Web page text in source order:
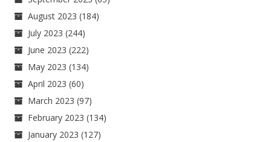
August 2023 (184)
July 2023 (244)
June 2023 (222)
May 2023 (134)
April 2023 (60)
March 2023 (97)
February 2023 (134)
January 2023 (127)